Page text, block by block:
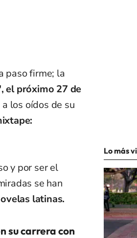
paso firme; la
el próximo 27 de
los oídos de su
y por ser el
se han
latinas.
su carrera con
Lo más